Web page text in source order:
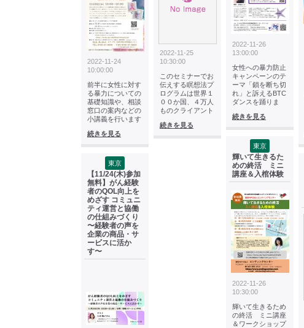
2022-11-24
10:00:00
前半に女性に対す
る暴力についての
基礎知識や、相談
窓口の案内などの
小講義を行います
続きを見る
東京
【11/24(木)参加
無料】がん経験
者のQOL向上を
めざす コミュニ
ティ運営と協働
の仕組みづくり
〜経験者の声を
企業の商品・サ
ービスに活か
す〜
2022-11-25
10:30:00
このセミナーでお
伝えする瞑想法プ
ログラムは世界１
００か国、４万人
ものクライアント
続きを見る
2022-11-26
13:00:00
女性への暴力防止
キャンペーンのテ
ーマ「鎖を断ち切
れ」と訴えるBTC
ダンスを踊りま
続きを見る
東京
輝いて生きるた
めの終活 ミニ
講座＆入棺体験
2022-11-26
10:30:00
輝いて生きるため
の終活 ミニ講座
＆ワークショップ